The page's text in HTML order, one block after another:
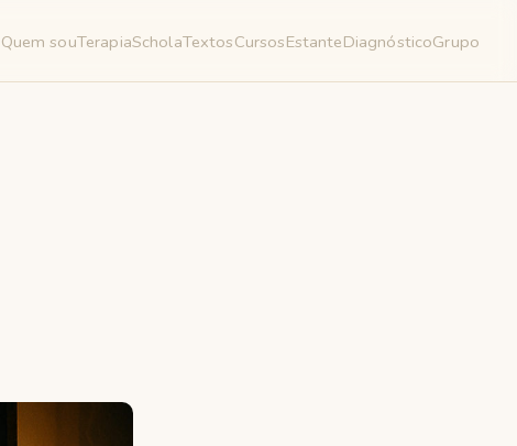
Quem souTerapiaScholaTextosCursosEstanteDiagnósticoGrupo